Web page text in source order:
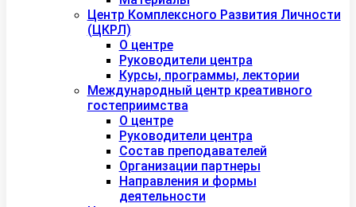
Центр Комплексного Развития Личности
(ЦКРЛ)
О центре
Руководители центра
Курсы, программы, лектории
Международный центр креативного
гостеприимства
О центре
Руководители центра
Состав преподавателей
Организации партнеры
Направления и формы
деятельности